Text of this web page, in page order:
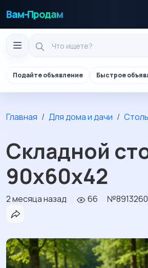
Вам-Продам
Подайте объявление Быстрое
Главная Для дома и дачи
Складной
90х60х42
2 месяца назад 66